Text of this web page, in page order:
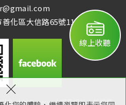
×
化區大信路65號11樓
Rights Reserved.網頁設計：新視野
線上收聽